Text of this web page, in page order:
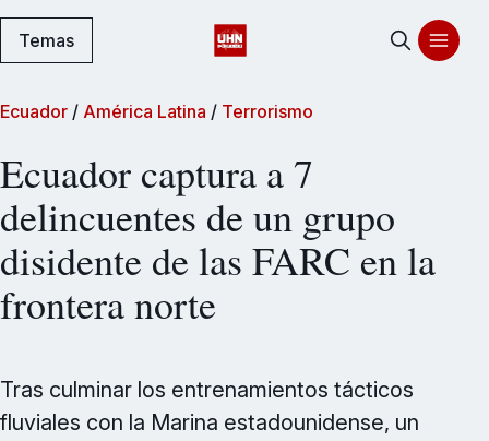
Temas
Ecuador / América Latina / Terrorismo
Ecuador captura a 7
delincuentes de un grupo
disidente de las FARC en la
frontera norte
Tras culminar los entrenamientos tácticos
fluviales con la Marina estadounidense, un